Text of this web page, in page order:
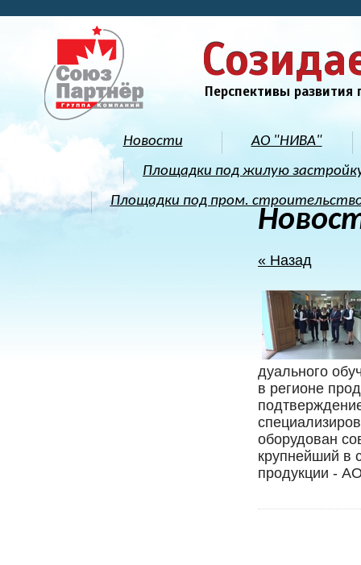
Перспективы развития
Новости
АО "НИВА"
Площадки под жилую
Площадки под пром.
« Назад
дуального
в регионе
оборудован
крупнейший в
продукции -